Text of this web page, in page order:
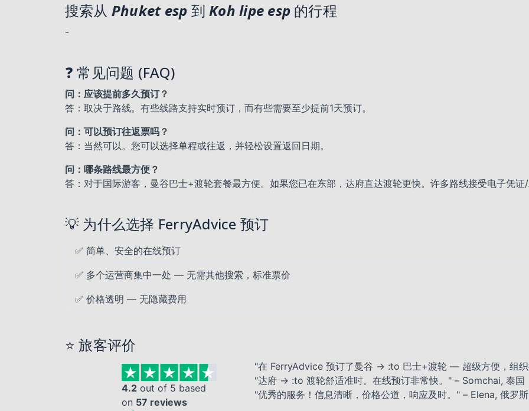
搜索从 Phuket esp 到Koh lipe esp 的行程
-
❓ 常见问题 (FAQ)
问：应该提前多久预订？
答：取决于路线。有些线路支持实时预订，而有些需要至少提前1天预订。
问：可以预订往返票吗？
答：当然可以。您可以选择单程或往返，并轻松设置返回日期。
问：哪条路线最方便？
答：对于国际游客，曼谷巴士+渡轮套餐最方便。如果您已在东部，达府直达渡轮更快。许多路线接受电子凭
💡 为什么选择 FerryAdvice 预订
✅ 简单、安全的在线预订
✅ 多个运营商集中一处 — 无需其他搜索，标准票价
✅ 价格透明 — 无隐藏费用
⭐ 旅客评价
4.2 out of 5 based
on 57 reviews
"在 FerryAdvice 预订了曼谷 → :to 巴士+渡轮 — 超级方便，组
"达府 → :to 渡轮舒适准时。在线预订非常快。" – Somchai, 泰国
"优秀的服务！信息清晰，价格公道，响应及时。" – Elena, 俄罗斯